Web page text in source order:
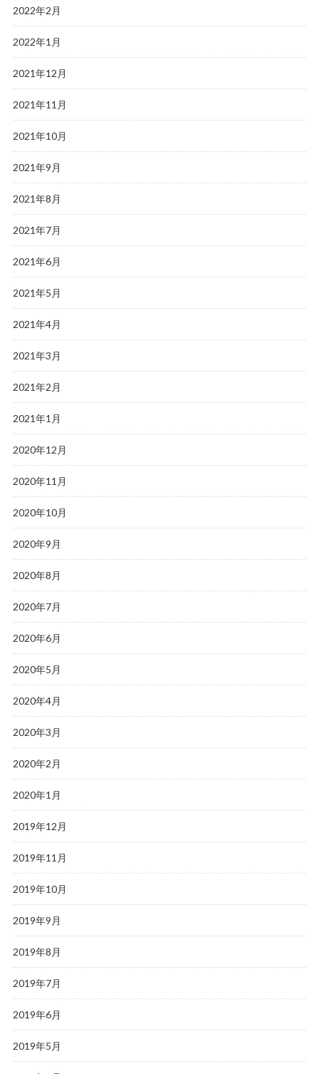
2022年2月
2022年1月
2021年12月
2021年11月
2021年10月
2021年9月
2021年8月
2021年7月
2021年6月
2021年5月
2021年4月
2021年3月
2021年2月
2021年1月
2020年12月
2020年11月
2020年10月
2020年9月
2020年8月
2020年7月
2020年6月
2020年5月
2020年4月
2020年3月
2020年2月
2020年1月
2019年12月
2019年11月
2019年10月
2019年9月
2019年8月
2019年7月
2019年6月
2019年5月